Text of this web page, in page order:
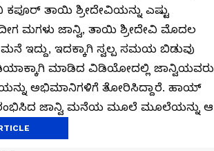
ಕಪೂರ್ ತಾಯಿ ಶ್ರೀದೇವಿಯನ್ನು ಎಷ್ಟು
ಮಗಳು ಜಾನ್ವಿ, ತಾಯಿ ಶ್ರೀದೇವಿ ಮೊದಲ
ಇದ್ದು, ಇದಕ್ಕಾಗಿ ಸ್ವಲ್ಪ ಸಮಯ ಬಿಡುವು
ಮಾಡಿದ ವಿಡಿಯೋದಲ್ಲಿ ಜಾನ್ವಿಯವರು
ಅಭಿಮಾನಿಗಳಿಗೆ ತೋರಿಸಿದ್ದಾರೆ. ಹಾಯ್
ಜಾನ್ವಿ ಮನೆಯ ಮೂಲೆ ಮೂಲೆಯನ್ನು ಆ